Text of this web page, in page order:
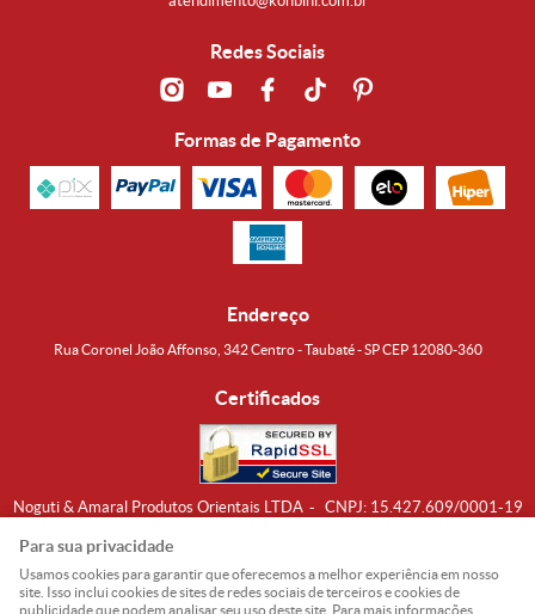
Redes Sociais
Formas de Pagamento
Endereço
Rua Coronel João Affonso, 342 Centro - Taubaté - SP CEP 12080-360
Certificados
Noguti & Amaral Produtos Orientais LTDA CNPJ: 15.427.609/0001-19
Para sua privacidade
Usamos cookies para garantir que oferecemos a melhor experiência em nosso
site. Isso inclui cookies de sites de redes sociais de terceiros e cookies de
publicidade que podem analisar seu uso deste site. Para mais informações,